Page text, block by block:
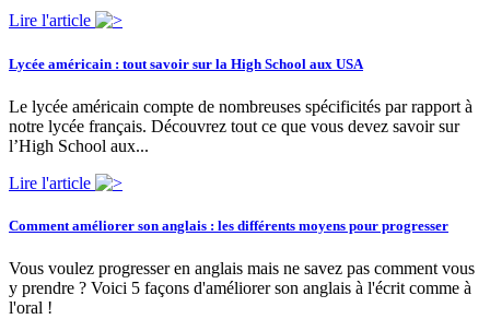
Lire l'article
Lycée américain : tout savoir sur la High School aux USA
Le lycée américain compte de nombreuses spécificités par rapport à
notre lycée français. Découvrez tout ce que vous devez savoir sur
l’High School aux...
Lire l'article
Comment améliorer son anglais : les différents moyens pour progresser
Vous voulez progresser en anglais mais ne savez pas comment vous
y prendre ? Voici 5 façons d'améliorer son anglais à l'écrit comme à
l'oral !